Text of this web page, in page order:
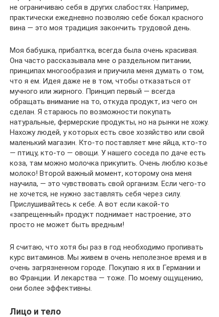
не ограничиваю себя в других слабостях. Например,
практически ежедневно позволяю себе бокал красного
вина — это моя традиция закончить трудовой день.
Моя бабушка, прибалтка, всегда была очень красивая.
Она часто рассказывала мне о раздельном питании,
принципах многообразия и приучила меня думать о том,
что я ем. Идея даже не в том, чтобы отказаться от
мучного или жирного. Принцип первый — всегда
обращать внимание на то, откуда продукт, из чего он
сделан. Я стараюсь по возможности покупать
натуральные, фермерские продукты, но на рынки не хожу.
Нахожу людей, у которых есть свое хозяйство или свой
маленький магазин. Кто-то поставляет мне яйца, кто-то
— птицу, кто-то — овощи. У нашего соседа по даче есть
коза, там можно молочка прикупить. Очень люблю козье
молоко! Второй важный момент, которому она меня
научила, — это чувствовать свой организм. Если чего-то
не хочется, не нужно заставлять себя через силу.
Прислушивайтесь к себе. А вот если какой-то
«запрещенный» продукт поднимает настроение, это
просто не может быть вредным!
Я считаю, что хотя бы раз в год необходимо пропивать
курс витаминов. Мы живем в очень неполезное время и в
очень загрязненном городе. Покупаю я их в Германии и
во Франции. И лекарства — тоже. По моему ощущению,
они более эффективны.
Лицо и тело